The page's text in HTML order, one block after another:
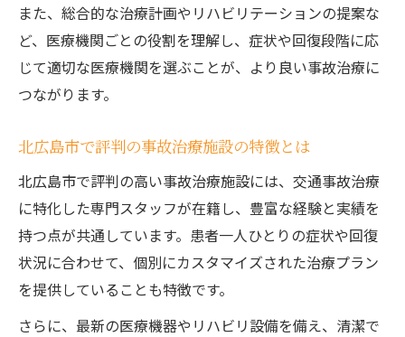
また、総合的な治療計画やリハビリテーションの提案な
ど、医療機関ごとの役割を理解し、症状や回復段階に応
じて適切な医療機関を選ぶことが、より良い事故治療に
つながります。
北広島市で評判の事故治療施設の特徴とは
北広島市で評判の高い事故治療施設には、交通事故治療
に特化した専門スタッフが在籍し、豊富な経験と実績を
持つ点が共通しています。患者一人ひとりの症状や回復
状況に合わせて、個別にカスタマイズされた治療プラン
を提供していることも特徴です。
さらに、最新の医療機器やリハビリ設備を備え、清潔で